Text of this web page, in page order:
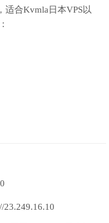
适合Kvmla日本VPS以